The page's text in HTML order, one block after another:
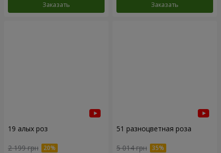
Заказать Заказать
19 алых роз
2 199 грн
51 разноцветная роза
5 014 грн